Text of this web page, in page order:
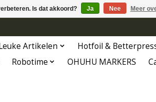
Artikelen Hotfoil &
Robotime OHUHU MARKERS
Is dat akkoord? Ja Nee Meer